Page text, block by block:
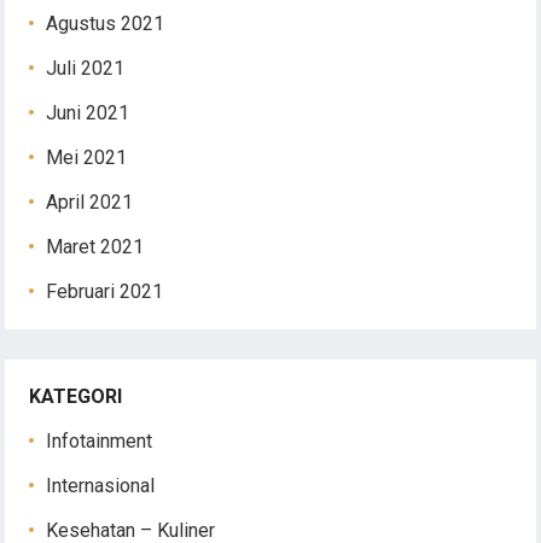
Agustus 2021
Juli 2021
Juni 2021
Mei 2021
April 2021
Maret 2021
Februari 2021
KATEGORI
Infotainment
Internasional
Kesehatan – Kuliner